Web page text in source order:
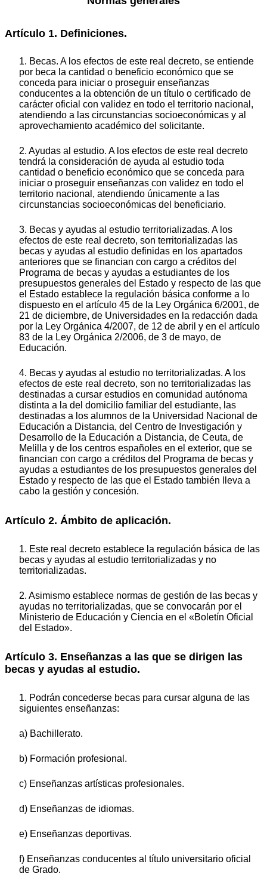
Artículo 1. Definiciones.
1. Becas. A los efectos de este real decreto, se entiende
por beca la cantidad o beneficio económico que se
conceda para iniciar o proseguir enseñanzas
conducentes a la obtención de un título o certificado de
carácter oficial con validez en todo el territorio nacional,
atendiendo a las circunstancias socioeconómicas y al
aprovechamiento académico del solicitante.
2. Ayudas al estudio. A los efectos de este real decreto
tendrá la consideración de ayuda al estudio toda
cantidad o beneficio económico que se conceda para
iniciar o proseguir enseñanzas con validez en todo el
territorio nacional, atendiendo únicamente a las
circunstancias socioeconómicas del beneficiario.
3. Becas y ayudas al estudio territorializadas. A los
efectos de este real decreto, son territorializadas las
becas y ayudas al estudio definidas en los apartados
anteriores que se financian con cargo a créditos del
Programa de becas y ayudas a estudiantes de los
presupuestos generales del Estado y respecto de las que
el Estado establece la regulación básica conforme a lo
dispuesto en el artículo 45 de la Ley Orgánica 6/2001, de
21 de diciembre, de Universidades en la redacción dada
por la Ley Orgánica 4/2007, de 12 de abril y en el artículo
83 de la Ley Orgánica 2/2006, de 3 de mayo, de
Educación.
4. Becas y ayudas al estudio no territorializadas. A los
efectos de este real decreto, son no territorializadas las
destinadas a cursar estudios en comunidad autónoma
distinta a la del domicilio familiar del estudiante, las
destinadas a los alumnos de la Universidad Nacional de
Educación a Distancia, del Centro de Investigación y
Desarrollo de la Educación a Distancia, de Ceuta, de
Melilla y de los centros españoles en el exterior, que se
financian con cargo a créditos del Programa de becas y
ayudas a estudiantes de los presupuestos generales del
Estado y respecto de las que el Estado también lleva a
cabo la gestión y concesión.
Artículo 2. Ámbito de aplicación.
1. Este real decreto establece la regulación básica de las
becas y ayudas al estudio territorializadas y no
territorializadas.
2. Asimismo establece normas de gestión de las becas y
ayudas no territorializadas, que se convocarán por el
Ministerio de Educación y Ciencia en el «Boletín Oficial
del Estado».
Artículo 3. Enseñanzas a las que se dirigen las
becas y ayudas al estudio.
1. Podrán concederse becas para cursar alguna de las
siguientes enseñanzas:
a) Bachillerato.
b) Formación profesional.
c) Enseñanzas artísticas profesionales.
d) Enseñanzas de idiomas.
e) Enseñanzas deportivas.
f) Enseñanzas conducentes al título universitario oficial
de Grado.